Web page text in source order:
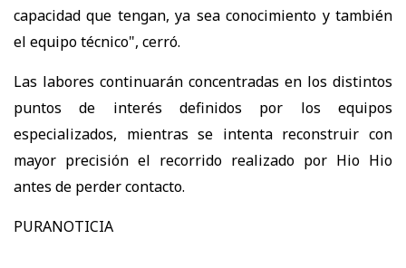
capacidad que tengan, ya sea conocimiento y también
el equipo técnico", cerró.
Las labores continuarán concentradas en los distintos
puntos de interés definidos por los equipos
especializados, mientras se intenta reconstruir con
mayor precisión el recorrido realizado por Hio Hio
antes de perder contacto.
PURANOTICIA